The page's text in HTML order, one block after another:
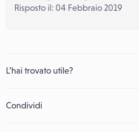
Risposto il: 04 Febbraio 2019
L’hai trovato utile?
Condividi